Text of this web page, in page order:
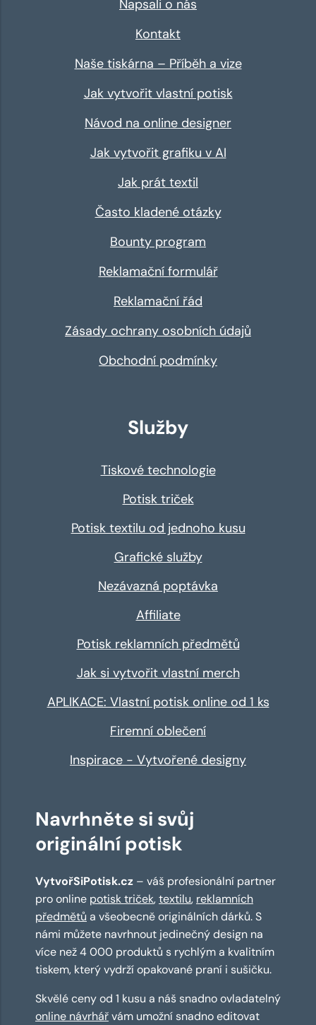
Napsali o nás
Kontakt
Naše tiskárna – Příběh a vize
Jak vytvořit vlastní potisk
Návod na online designer
Jak vytvořit grafiku v AI
Jak prát textil
Často kladené otázky
Bounty program
Reklamační formulář
Reklamační řád
Zásady ochrany osobních údajů
Obchodní podmínky
Služby
Tiskové technologie
Potisk triček
Potisk textilu od jednoho kusu
Grafické služby
Nezávazná poptávka
Affiliate
Potisk reklamních předmětů
Jak si vytvořit vlastní merch
APLIKACE: Vlastní potisk online od 1 ks
Firemní oblečení
Inspirace - Vytvořené designy
Navrhněte si svůj
originální potisk
VytvořSiPotisk.cz – váš profesionální partner
pro online potisk triček,textilu, reklamních
předmětů a všeobecně originálních dárků. S
námi můžete navrhnout jedinečný design na
více než 4 000 produktů s rychlým a kvalitním
tiskem, který vydrží opakované praní i sušičku.
Skvělé ceny od 1 kusu a náš snadno ovladatelný
online návrhářvám umožní snadno editovat